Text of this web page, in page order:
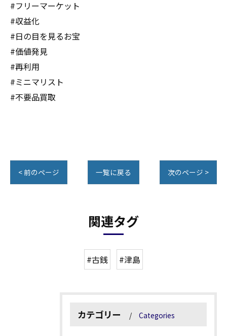
#フリーマーケット
#収益化
#日の目を見るお宝
#価値発見
#再利用
#ミニマリスト
#不要品買取
< 前のページ 一覧に戻る 次のページ >
関連タグ
#古銭 #津島
カテゴリー Categories